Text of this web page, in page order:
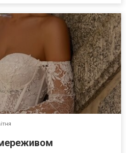
мереживом